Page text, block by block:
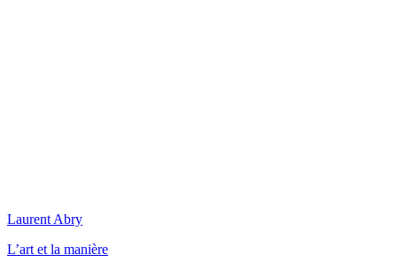
Laurent Abry
L’art et la manière